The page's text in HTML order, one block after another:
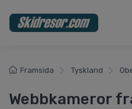
Framsida Tyskland
Webbkameror